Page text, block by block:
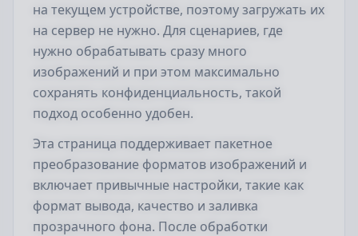
на текущем устройстве, поэтому загружать их
на сервер не нужно. Для сценариев, где
нужно обрабатывать сразу много
изображений и при этом максимально
сохранять конфиденциальность, такой
подход особенно удобен.
Эта страница поддерживает пакетное
преобразование форматов изображений и
включает привычные настройки, такие как
формат вывода, качество и заливка
прозрачного фона. После обработки